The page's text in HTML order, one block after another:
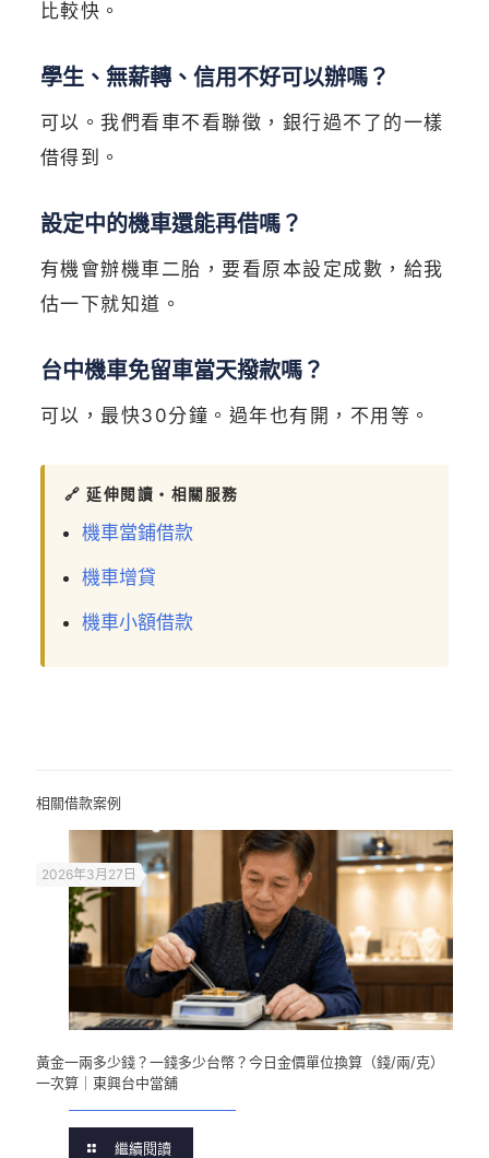
比較快。
學生、無薪轉、信用不好可以辦嗎？
可以。我們看車不看聯徵，銀行過不了的一樣
借得到。
設定中的機車還能再借嗎？
有機會辦機車二胎，要看原本設定成數，給我
估一下就知道。
台中機車免留車當天撥款嗎？
可以，最快30分鐘。過年也有開，不用等。
🔗 延伸閱讀・相關服務
機車當鋪借款
機車增貸
機車小額借款
相關借款案例
2026年3月27日
黃金一兩多少錢？一錢多少台幣？今日金價單位換算（錢/兩/克）
一次算｜東興台中當舖
繼續閱讀